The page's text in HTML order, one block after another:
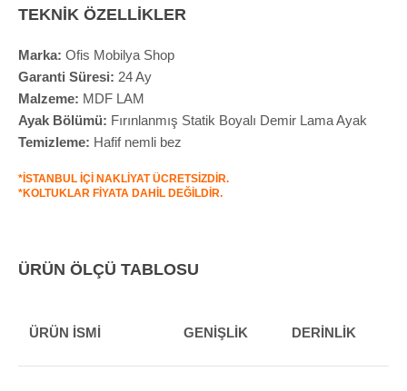
TEKNİK ÖZELLİKLER
Marka: Ofis Mobilya Shop
Garanti Süresi: 24 Ay
Malzeme: MDF LAM
Ayak Bölümü: Fırınlanmış Statik Boyalı Demir Lama Ayak
Temizleme: Hafif nemli bez
*İSTANBUL İÇİ NAKLİYAT ÜCRETSİZDİR.
*KOLTUKLAR FİYATA DAHİL DEĞİLDİR.
ÜRÜN ÖLÇÜ TABLOSU
ÜRÜN İSMİ GENİŞLİK DERİNLİK